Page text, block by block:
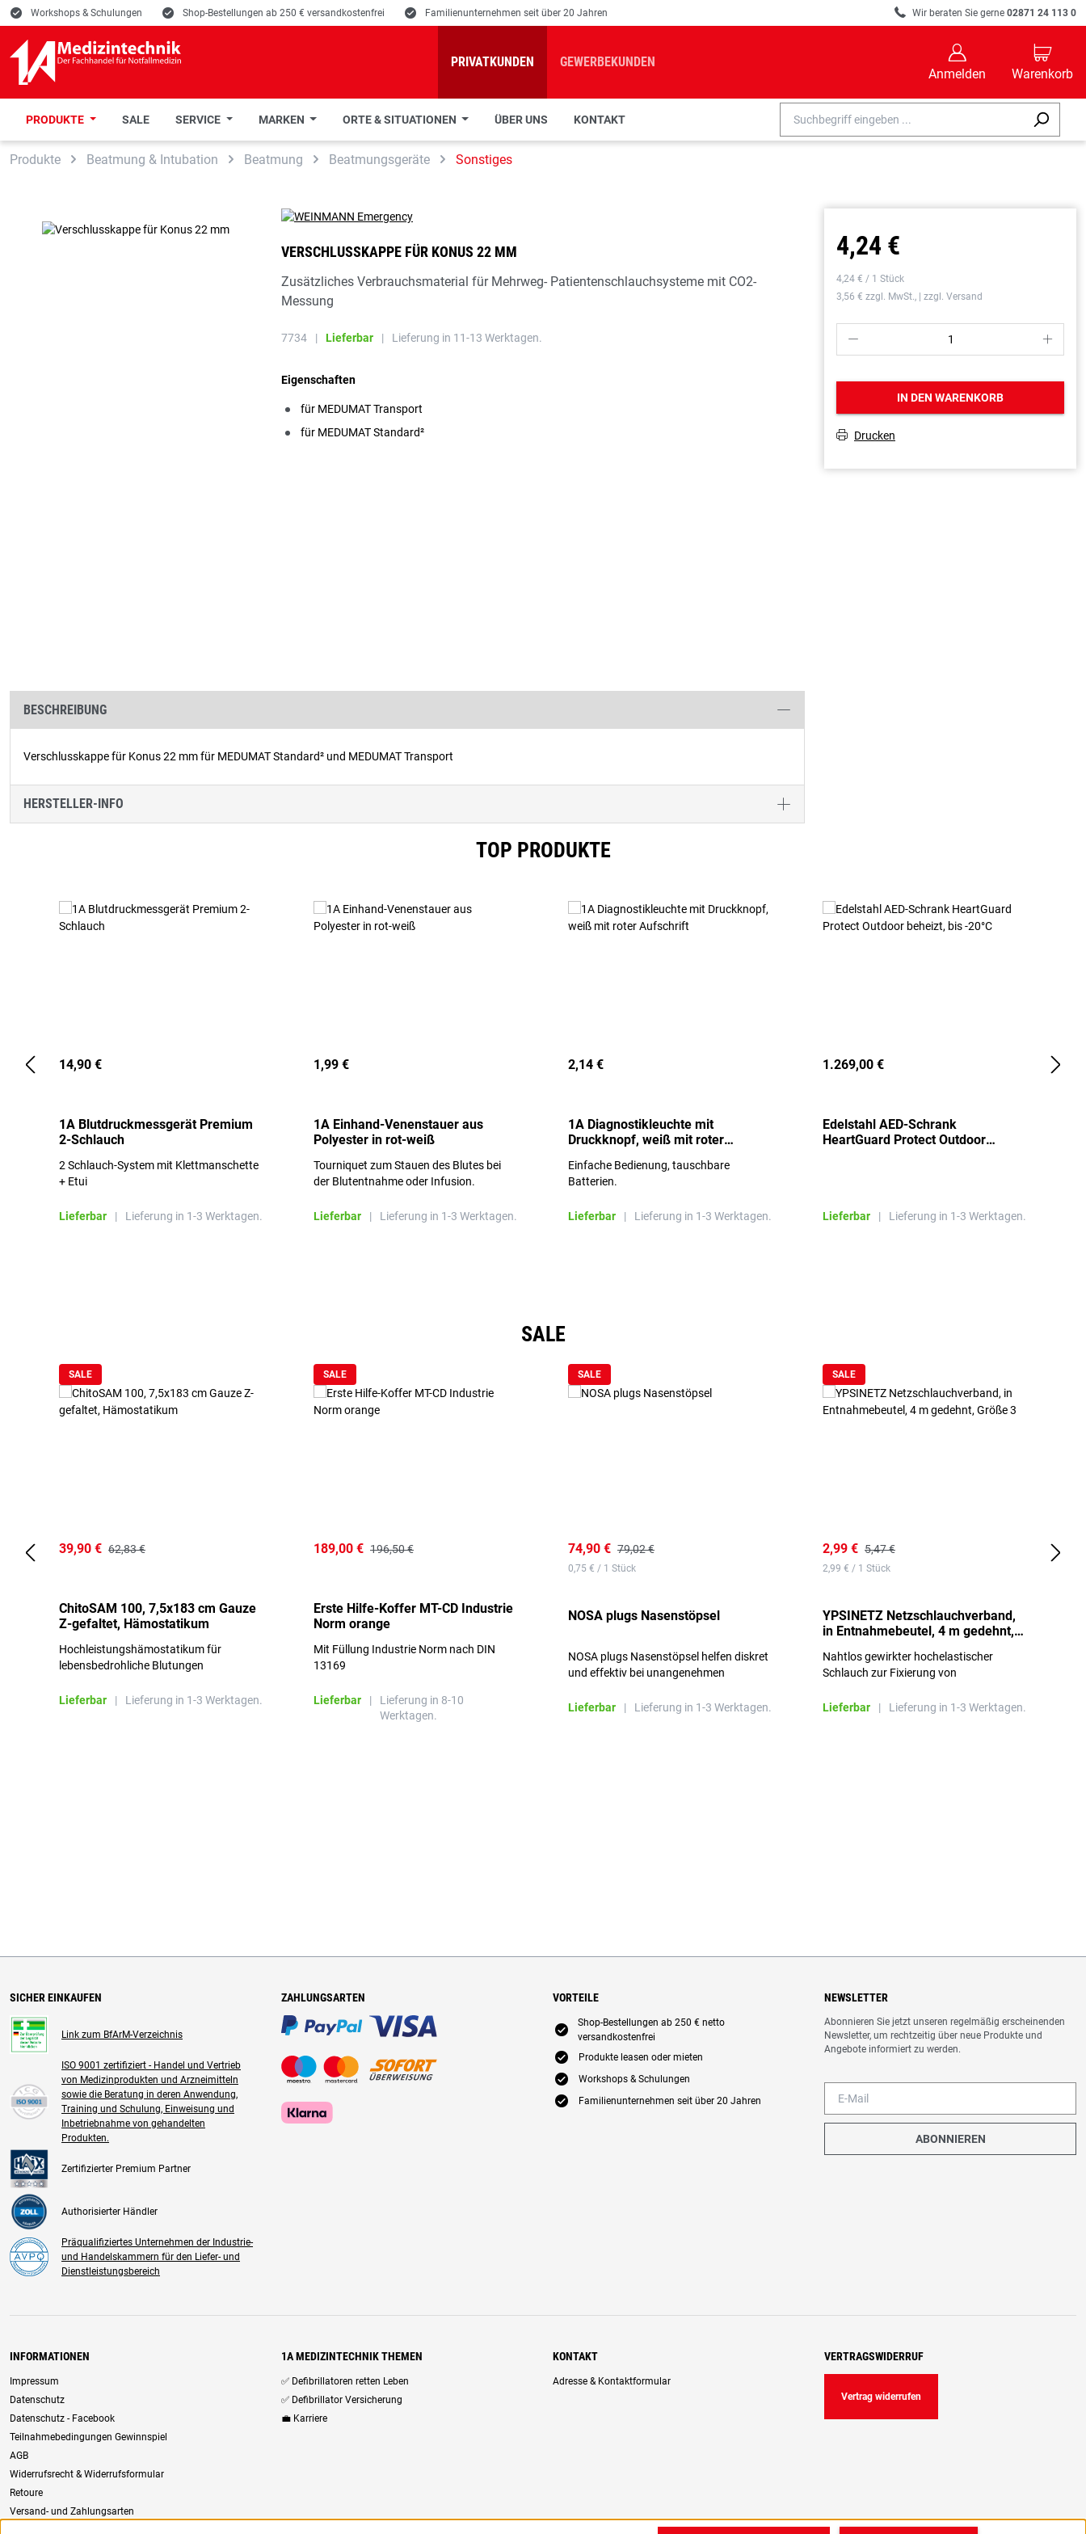
Zur Suche springen
Zur Hauptnavigation springen
E Workshops & Schulungen E Shop-Bestellungen ab 250 € versandkostenfrei E Familienunternehmen seit über 20 Jahren R Wir beraten Sie gerne 02871 24 113 0
PRIVATKUNDEN GEWERBEKUNDEN
B
Anmelden
C
Warenkorb
PRODUKTE SALE SERVICE MARKEN ORTE & SITUATIONEN ÜBER UNS KONTAKT
Produkte Beatmung & Intubation Beatmung Beatmungsgeräte Sonstiges
VERSCHLUSSKAPPE FÜR KONUS 22 MM
Zusätzliches Verbrauchsmaterial für Mehrweg- Patientenschlauchsysteme mit CO2-
Messung
7734 | Lieferbar | Lieferung in 11-13 Werktagen.
Eigenschaften
für MEDUMAT Transport
für MEDUMAT Standard²
BESCHREIBUNG
Verschlusskappe für Konus 22 mm für MEDUMAT Standard² und MEDUMAT Transport
HERSTELLER-INFO
4,24 €
4,24 € / 1 Stück
3,56 € zzgl. MwSt., | zzgl. Versand
P S
IN DEN WARENKORB
T Drucken
TOP PRODUKTE
14,90 €
1A Blutdruckmessgerät Premium
2-Schlauch
2 Schlauch-System mit Klettmanschette
+ Etui
Lieferbar | Lieferung in 1-3 Werktagen.
1,99 €
1A Einhand-Venenstauer aus
Polyester in rot-weiß
Tourniquet zum Stauen des Blutes bei
der Blutentnahme oder Infusion.
Lieferbar | Lieferung in 1-3 Werktagen.
2,14 €
1A Diagnostikleuchte mit
Druckknopf, weiß mit roter
Einfache Bedienung, tauschbare
Batterien.
Lieferbar | Lieferung in 1-3 Werktagen.
1.269,00 €
Edelstahl AED-Schrank
HeartGuard Protect Outdoor
Lieferbar | Lieferung in 1-3 Werktagen.
SALE
SALE
39,90 € 62,83 €
ChitoSAM 100, 7,5x183 cm Gauze
Z-gefaltet, Hämostatikum
Hochleistungshämostatikum für
lebensbedrohliche Blutungen
Lieferbar | Lieferung in 1-3 Werktagen.
SALE
189,00 € 196,50 €
Erste Hilfe-Koffer MT-CD Industrie
Norm orange
Mit Füllung Industrie Norm nach DIN
13169
Lieferbar |
Lieferung in 8-10
Werktagen.
SALE
74,90 € 79,02 €
0,75 € / 1 Stück
NOSA plugs Nasenstöpsel
NOSA plugs Nasenstöpsel helfen diskret
und effektiv bei unangenehmen
beeinträchtigen.
Lieferbar | Lieferung in 1-3 Werktagen.
SALE
2,99 € 5,47 €
2,99 € / 1 Stück
YPSINETZ Netzschlauchverband,
in Entnahmebeutel, 4 m gedehnt,
Nahtlos gewirkter hochelastischer
Schlauch zur Fixierung von
Lieferbar
| Lieferung in 1-3 Werktagen.
SICHER EINKAUFEN
Link zum BfArM-Verzeichnis
ISO 9001 zertifiziert - Handel und Vertrieb
von Medizinprodukten und Arzneimitteln
sowie die Beratung in deren Anwendung,
Training und Schulung, Einweisung und
Inbetriebnahme von gehandelten
Produkten.
Zertifizierter Premium Partner
Authorisierter Händler
Präqualifiziertes Unternehmen der Industrie-
und Handelskammern für den Liefer- und
Dienstleistungsbereich
ZAHLUNGSARTEN VORTEILE
E
Shop-Bestellungen ab 250 € netto
versandkostenfrei
E Produkte leasen oder mieten
E Workshops & Schulungen
E Familienunternehmen seit über 20 Jahren
NEWSLETTER
Abonnieren Sie jetzt unseren regelmäßig erscheinenden
Newsletter, um rechtzeitig über neue Produkte und
Angebote informiert zu werden.
ABONNIEREN
INFORMATIONEN
Impressum
Datenschutz
Datenschutz - Facebook
Teilnahmebedingungen Gewinnspiel
AGB
Widerrufsrecht & Widerrufsformular
Retoure
Versand- und Zahlungsarten
1A MEDIZINTECHNIK THEMEN
✅ Defibrillatoren retten Leben
✅ Defibrillator Versicherung
💼 Karriere
KONTAKT
Adresse & Kontaktformular
VERTRAGSWIDERRUF
Vertrag widerrufen